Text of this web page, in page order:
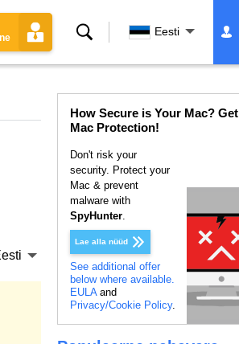
Otsing Eesti
How Secure is Your Mac? Get
Mac Protection!
Don't risk your
security. Protect your
Mac & prevent
malware with
SpyHunter.
Lae alla nüüd
See additional offer
below where available.
EULAand
Privacy/Cookie Policy.